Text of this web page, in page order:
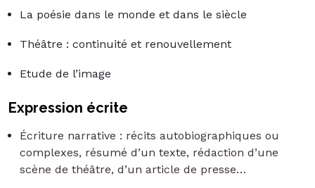
La poésie dans le monde et dans le siècle
Théâtre : continuité et renouvellement
Etude de l’image
Expression écrite
Écriture narrative : récits autobiographiques ou
complexes, résumé d’un texte, rédaction d’une
scène de théâtre, d’un article de presse…